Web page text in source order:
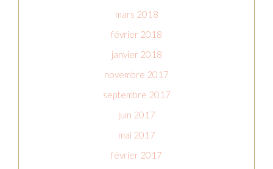
mars 2018
février 2018
janvier 2018
novembre 2017
septembre 2017
juin 2017
mai 2017
février 2017